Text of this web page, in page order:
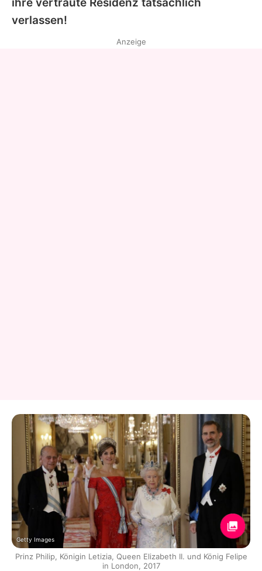
verlassen!
Anzeige
Getty Images
Prinz Philip, Königin Letizia, Queen Elizabeth II. und König Felipe
in London, 2017